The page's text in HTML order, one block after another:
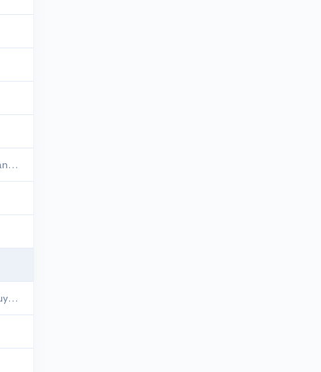
CGV Vincom Mega Mall Grand Park
Galaxy Cine+ Thiso Phan Huy Ích